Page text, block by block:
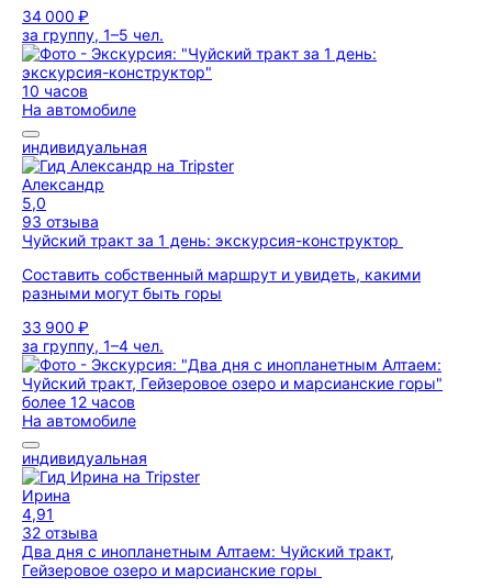
34 000 ₽
за группу, 1–5 чел.
10 часов
На автомобиле
индивидуальная
Александр
5,0
93 отзыва
Чуйский тракт за 1 день: экскурсия-конструктор
Составить собственный маршрут и увидеть, какими
разными могут быть горы
33 900 ₽
за группу, 1–4 чел.
более 12 часов
На автомобиле
индивидуальная
Ирина
4,91
32 отзыва
Два дня с инопланетным Алтаем: Чуйский тракт,
Гейзеровое озеро и марсианские горы